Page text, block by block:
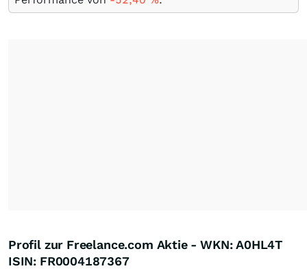
Profil zur Freelance.com Aktie - WKN: A0HL4T
ISIN: FR0004187367